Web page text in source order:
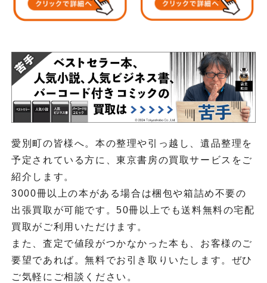
愛別町の皆様へ。本の整理や引っ越し、遺品整理を
予定されている方に、東京書房の買取サービスをご
紹介します。
3000冊以上の本がある場合は梱包や箱詰め不要の
出張買取が可能です。50冊以上でも送料無料の宅配
買取がご利用いただけます。
また、査定で値段がつかなかった本も、お客様のご
要望であれば。無料でお引き取りいたします。ぜひ
ご気軽にご相談ください。